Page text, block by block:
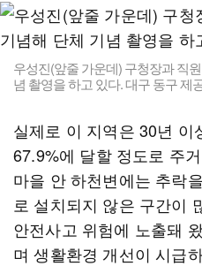
우성진(앞줄 가운데) 구청장과 직
념 촬영을 하고 있다. 대구 동구 제
실제로 이 지역은 30년 이
67.9%에 달할 정도로 주
마을 안 하천변에는 추락
로 설치되지 않은 구간이
안전사고 위험에 노출돼
며 생활환경 개선이 시급